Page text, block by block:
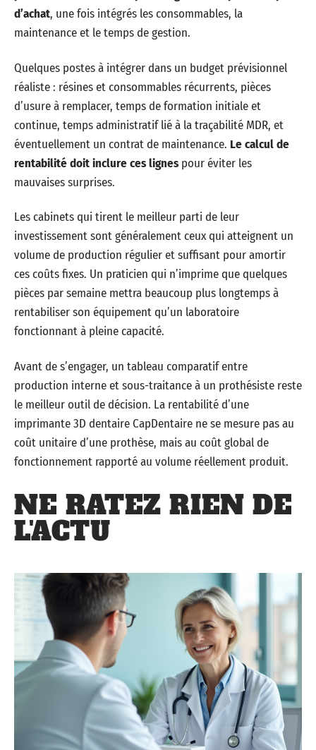
d’achat, une fois intégrés les consommables, la
maintenance et le temps de gestion.
Quelques postes à intégrer dans un budget prévisionnel
réaliste : résines et consommables récurrents, pièces
d’usure à remplacer, temps de formation initiale et
continue, temps administratif lié à la traçabilité MDR, et
éventuellement un contrat de maintenance. Le calcul de
rentabilité doit inclure ces lignespour éviter les
mauvaises surprises.
Les cabinets qui tirent le meilleur parti de leur
investissement sont généralement ceux qui atteignent un
volume de production régulier et suffisant pour amortir
ces coûts fixes. Un praticien qui n’imprime que quelques
pièces par semaine mettra beaucoup plus longtemps à
rentabiliser son équipement qu’un laboratoire
fonctionnant à pleine capacité.
Avant de s’engager, un tableau comparatif entre
production interne et sous-traitance à un prothésiste reste
le meilleur outil de décision. La rentabilité d’une
imprimante 3D dentaire CapDentaire ne se mesure pas au
coût unitaire d’une prothèse, mais au coût global de
fonctionnement rapporté au volume réellement produit.
NE RATEZ RIEN DE
L'ACTU